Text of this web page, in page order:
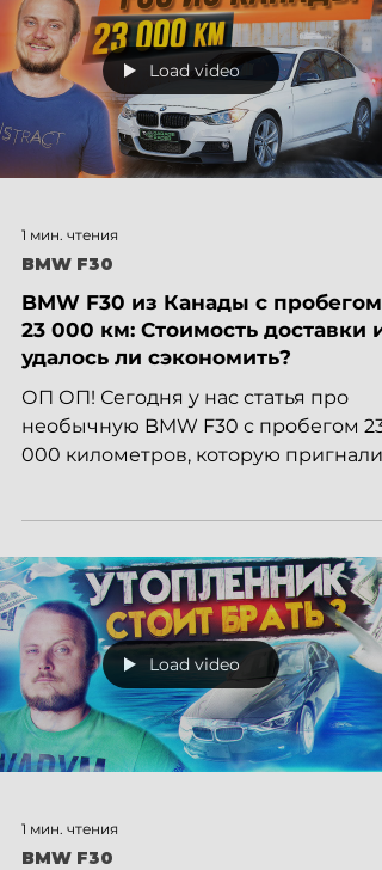
впечатляющая динамика,
управляемость и потенциал для
тюнинга. Визуальные и технические
особенности BMW 340i заметно
отличается от своих «младших
братьев» — 328 и 330: Выпускная
агрессии. Тормозная систем
Load video
1 мин. чтения
BMW F30
BMW F30 из Канады с пробегом
23 000 км: Стоимость доставки и
удалось ли сэкономить?
ОП ОП! Сегодня у нас статья про
необычную BMW F30 с пробегом 23
000 километров, которую пригнали
Load video
1 мин. чтения
BMW F30